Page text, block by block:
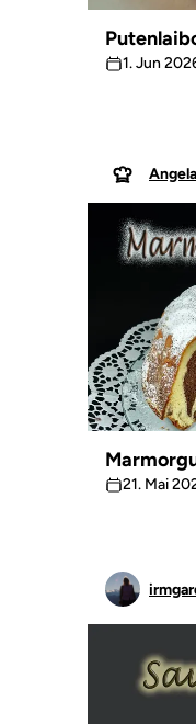
1. Jun
21. Mai